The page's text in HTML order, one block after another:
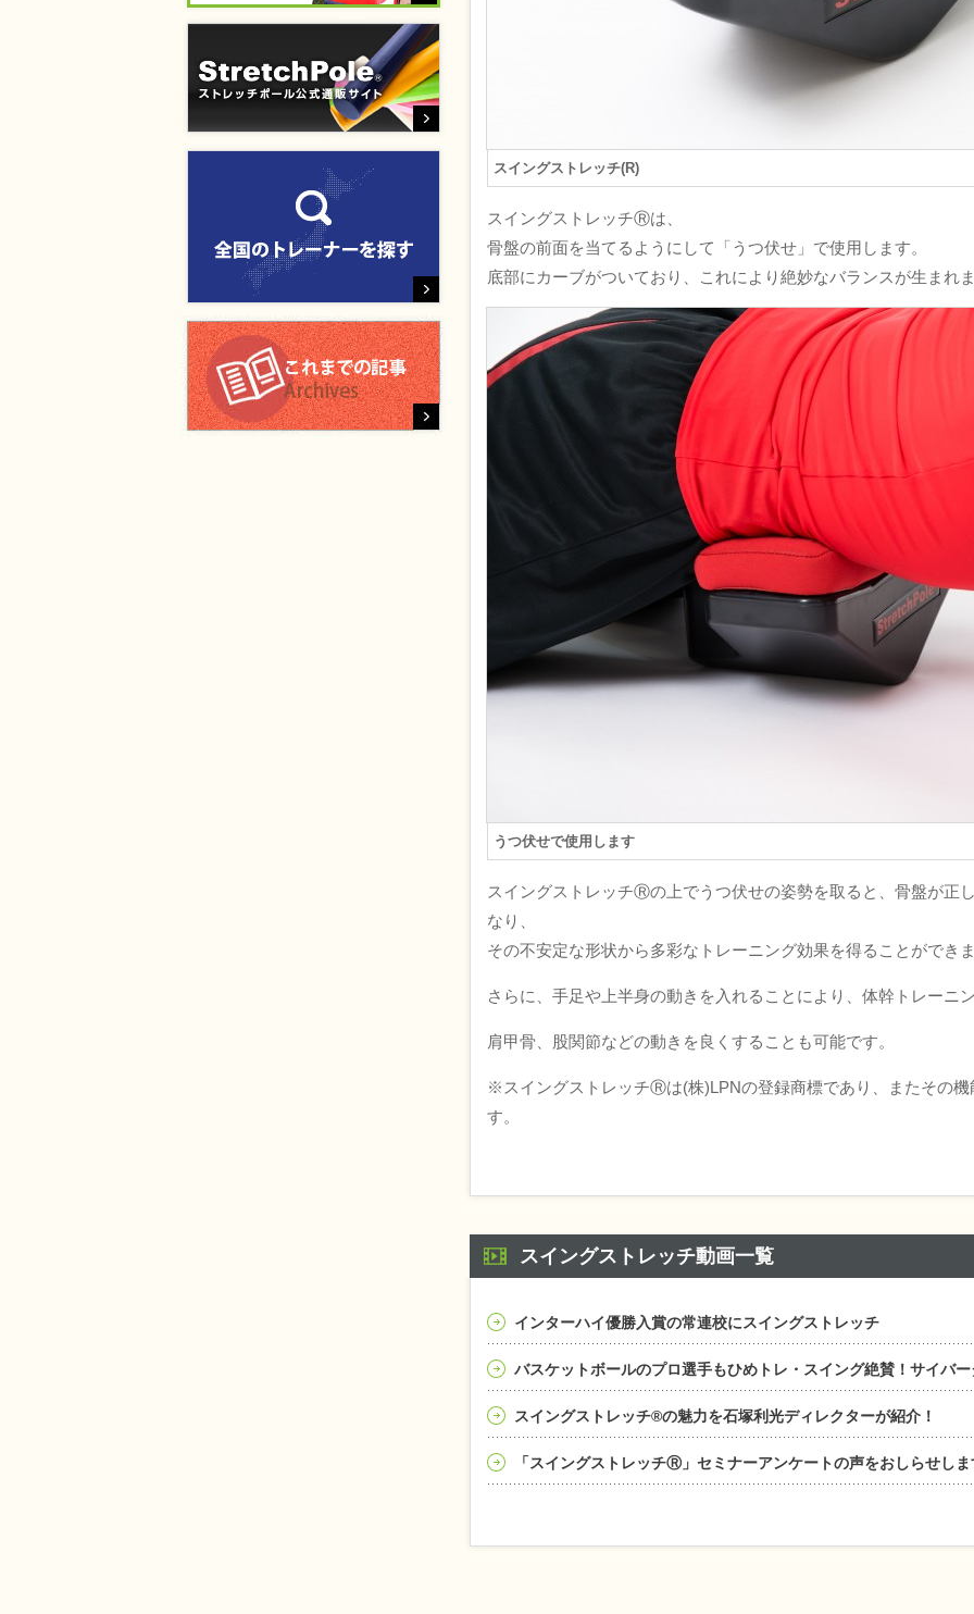
スイングストレッチ(R)
スイングストレッチⓇは、
骨盤の前面を当てるようにして「うつ伏せ」で使用します。
底部にカーブがついており、これにより絶妙なバランスが生まれ
うつ伏せで使用します
スイングストレッチⓇの上でうつ伏せの姿勢を取ると、骨盤が正
なり、
その不安定な形状から多彩なトレーニング効果を得ることができ
さらに、手足や上半身の動きを入れることにより、体幹トレーニ
肩甲骨、股関節などの動きを良くすることも可能です。
※スイングストレッチⓇは(株)LPNの登録商標であり、またその
す。
スイングストレッチ動画一覧
インターハイ優勝入賞の常連校にスイングストレッチ
バスケットボールのプロ選手もひめトレ・スイング絶賛！サイバ
スイングストレッチ®の魅力を石塚利光ディレクターが紹介！
「スイングストレッチⓇ」セミナーアンケートの声をおしらせしま